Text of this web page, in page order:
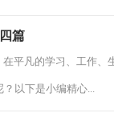
篇
平凡的学习、工作
以下是小编精心...